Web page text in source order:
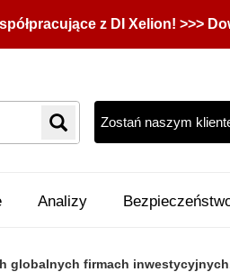
z DI Xelion! >>>
Zostań naszym
Analizy
globalnych firmach